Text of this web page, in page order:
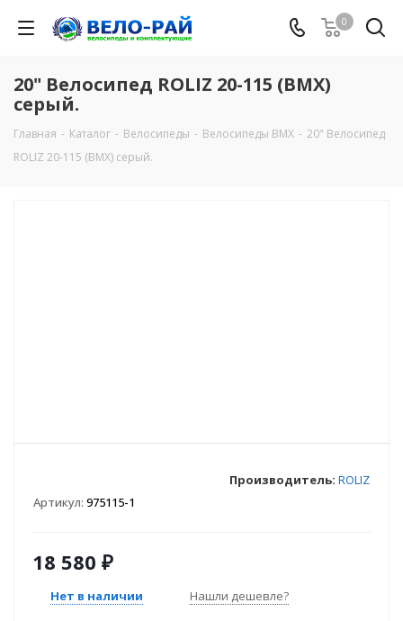
0
20" Велосипед ROLIZ 20-115 (BMX)
серый.
Главная - Каталог - Велосипеды - Велосипеды BMX - 20" Велосипед
ROLIZ 20-115 (BMX) серый.
Артикул: 975115-1
Производитель: ROLIZ
18 580 ₽
Нет в наличии Нашли дешевле?